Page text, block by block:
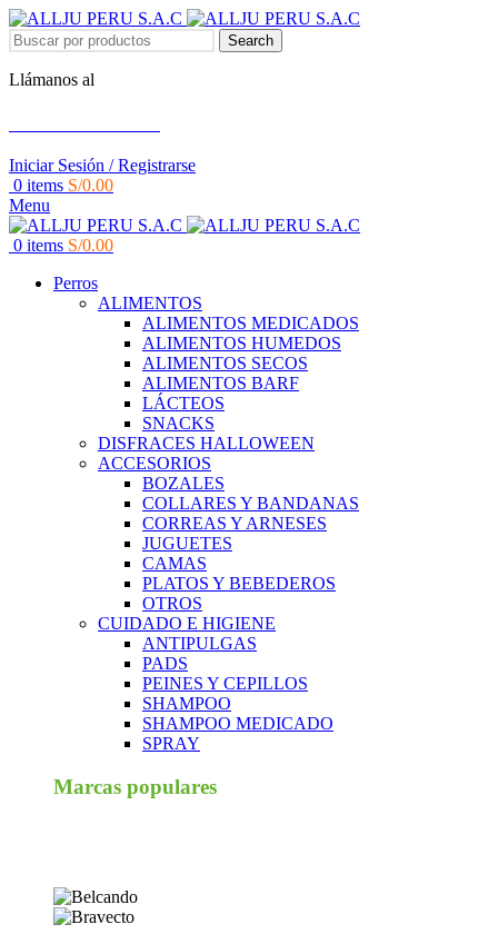
Search
Llámanos al
Iniciar Sesión / Registrarse
0 items S/0.00
Menu
0 items S/0.00
Perros
ALIMENTOS
ALIMENTOS MEDICADOS
ALIMENTOS HUMEDOS
ALIMENTOS SECOS
ALIMENTOS BARF
LÁCTEOS
SNACKS
DISFRACES HALLOWEEN
ACCESORIOS
BOZALES
COLLARES Y BANDANAS
CORREAS Y ARNESES
JUGUETES
CAMAS
PLATOS Y BEBEDEROS
OTROS
CUIDADO E HIGIENE
ANTIPULGAS
PADS
PEINES Y CEPILLOS
SHAMPOO
SHAMPOO MEDICADO
SPRAY
Marcas populares